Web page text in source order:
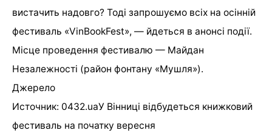
вистачить надовго? Тоді запрошуємо всіх на осінній
фестиваль «VinBookFest», — йдеться в анонсі події.
Місце проведення фестивалю — Майдан
Незалежності (район фонтану «Мушля»).
Джерело
Источник: 0432.uaУ Вінниці відбудеться книжковий
фестиваль на початку вересня